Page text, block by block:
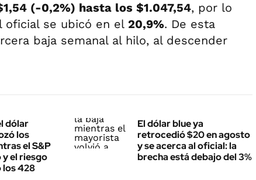
(-0,2%) hasta los $1.047,54, por lo
oficial se ubicó en el 20,9%. De esta
baja semanal al hilo, al descender
dólar
los
el S&P
y el riesgo
los 428
El dólar blue ya
retrocedió $20 en agosto
y se acerca al oficial: la
brecha está debajo del 3%